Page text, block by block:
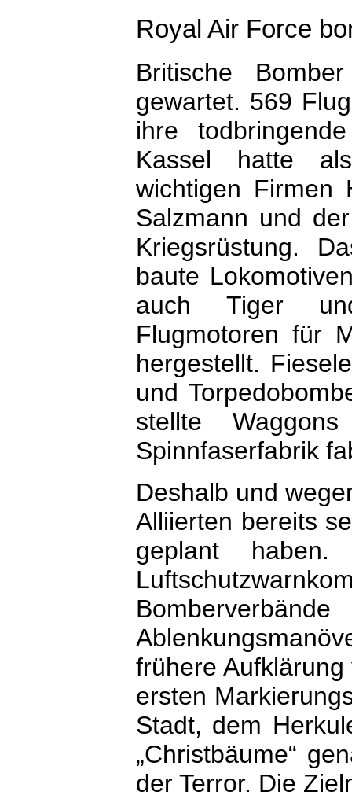
Royal Air Force
Britische
gewartet. 569
ihre
Kassel hatte
wichtigen Firmen
Salzmann und
Kriegsrüstung.
baute
auch Tiger
Flugmotoren für
hergestellt.
und
stellte
Spinnfaserfabrik
Deshalb und
Alliierten bereits
geplant
frühere
ersten
Stadt, dem
„Christbäume“
der Terror. Die